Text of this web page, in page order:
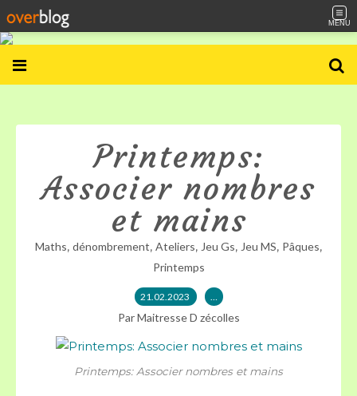
MENU
Printemps:
Associer nombres
et mains
Maths, dénombrement, Ateliers, Jeu Gs, Jeu MS, Pâques,
Printemps
21.02.2023 …
Par Maitresse D zécolles
Printemps: Associer nombres et mains